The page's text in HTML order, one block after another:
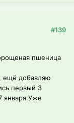
#139
пшеница
ещё добавляю
первый 3
января.Уже